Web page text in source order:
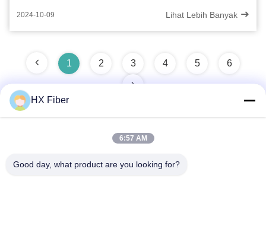
2024-10-09 Lihat Lebih Banyak
1 2 3 4 5 6
HX Fiber
6:57 AM
Good day, what product are you looking for?